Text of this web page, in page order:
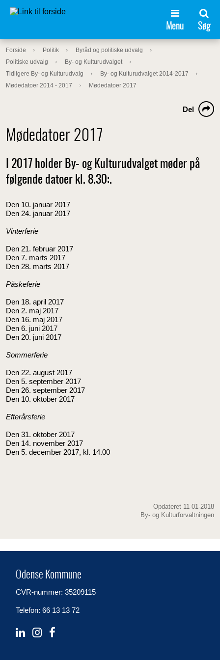
Menu Søg
Forside Politik
Byråd og politiske udvalg
Politiske udvalg
By- og Kulturudvalget
Tidligere By- og Kulturudvalg
By- og Kulturudvalget 2014-2017
Mødedatoer 2014 - 2017
Mødedatoer 2017
Mødedatoer 2017
Del
I 2017 holder By- og Kulturudvalget møder på
følgende datoer kl. 8.30:.
Den 10. januar 2017
Den 24. januar 2017
Vinterferie
Den 21. februar 2017
Den 7. marts 2017
Den 28. marts 2017
Påskeferie
Den 18. april 2017
Den 2. maj 2017
Den 16. maj 2017
Den 6. juni 2017
Den 20. juni 2017
Sommerferie
Den 22. august 2017
Den 5. september 2017
Den 26. september 2017
Den 10. oktober 2017
Efterårsferie
Den 31. oktober 2017
Den 14. november 2017
Den 5. december 2017, kl. 14.00
Opdateret 11-01-2018
By- og Kulturforvaltningen
Odense Kommune
CVR-nummer: 35209115
Telefon: 66 13 13 72